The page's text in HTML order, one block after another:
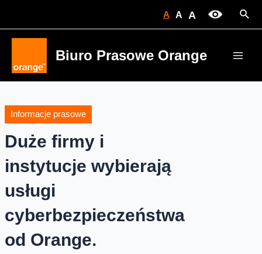
A A A
Biuro Prasowe Orange
Informacje prasowe
Duże firmy i
instytucje wybierają
usługi
cyberbezpieczeństwa
od Orange.